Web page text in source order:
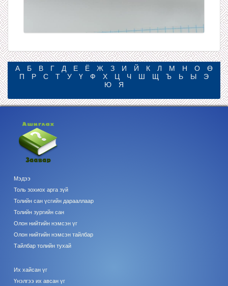
А Б В Г Д Е Ё Ж З И Й К Л М Н О
Ө
П
Р С Т У Ү Ф Х Ц Ч Ш Щ Ъ Ь Ы
Э
Ю
Я
Мэдээ
Толь зохиох арга зүй
Толийн сан үсгийн дарааллаар
Толийн зургийн сан
Олон нийтийн нэмсэн үг
Олон нийтийн нэмсэн тайлбар
Тайлбар толийн тухай
Их хайсан үг
Үнэлгээ их авсан үг